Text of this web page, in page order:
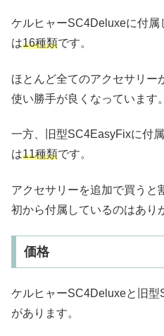
ケルヒャーSC4Deluxeに付属
は16種類です。
ほとんど全てのアクセサリー
使い勝手が良くなっています。
一方、旧型SC4EasyFixに付
は11種類です。
アクセサリーを追加で買うと
初から付属しているのはあり
価格
ケルヒャーSC4Deluxeと旧
があります。